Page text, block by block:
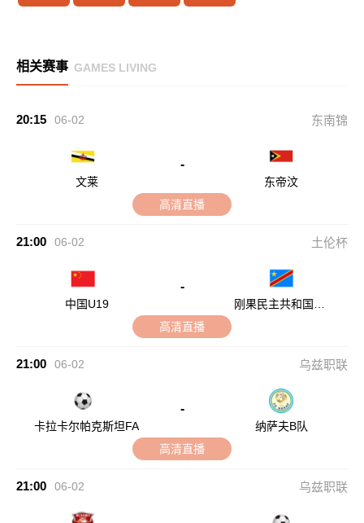
相关赛事 GAMES LIVING
20:15 06-02 东南锦
文莱
-
东帝汶
高清直播
21:00 06-02 土伦杯
中国U19
-
刚果民主共和国U2
高清直播
21:00 06-02 乌兹职联
卡拉卡尔帕克斯坦FA
-
纳萨夫B队
高清直播
21:00 06-02 乌兹职联